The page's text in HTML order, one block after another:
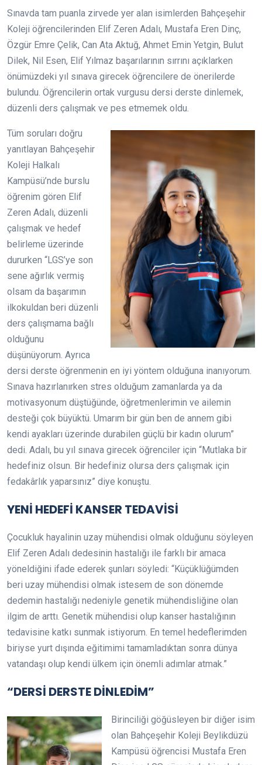
Sınavda tam puanla zirvede yer alan isimlerden Bahçeşehir
Koleji öğrencilerinden Elif Zeren Adalı, Mustafa Eren Dinç,
Özgür Emre Çelik, Can Ata Aktuğ, Ahmet Emin Yetgin, Bulut
Dilek, Nil Esen, Elif Yılmaz başarılarının sırrını açıklarken
önümüzdeki yıl sınava girecek öğrencilere de önerilerde
bulundu. Öğrencilerin ortak vurgusu dersi derste dinlemek,
düzenli ders çalışmak ve pes etmemek oldu.
Tüm soruları doğru
yanıtlayan Bahçeşehir
Koleji Halkalı
Kampüsü’nde burslu
öğrenim gören Elif
Zeren Adalı, düzenli
çalışmak ve hedef
belirleme üzerinde
dururken “LGS’ye son
sene ağırlık vermiş
olsam da başarımın
ilkokuldan beri düzenli
ders çalışmama bağlı
olduğunu
düşünüyorum. Ayrıca
dersi derste öğrenmenin en iyi yöntem olduğuna inanıyorum.
Sınava hazırlanırken stres olduğum zamanlarda ya da
motivasyonum düştüğünde, öğretmenlerimin ve ailemin
desteği çok büyüktü. Umarım bir gün ben de annem gibi
kendi ayakları üzerinde durabilen güçlü bir kadın olurum”
dedi. Adalı, bu yıl sınava girecek öğrenciler için “Mutlaka bir
hedefiniz olsun. Bir hedefiniz olursa ders çalışmak için
fedakârlık yaparsınız” diye konuştu.
YENİ HEDEFİ KANSER TEDAVİSİ
Çocukluk hayalinin uzay mühendisi olmak olduğunu söyleyen
Elif Zeren Adalı dedesinin hastalığı ile farklı bir amaca
yöneldiğini ifade ederek şunları söyledi: “Küçüklüğümden
beri uzay mühendisi olmak istesem de son dönemde
dedemin hastalığı nedeniyle genetik mühendisliğine olan
ilgim de arttı. Genetik mühendisi olup kanser hastalığının
tedavisine katkı sunmak istiyorum. En temel hedeflerimden
biriyse yurt dışında eğitimimi tamamladıktan sonra dünya
vatandaşı olup kendi ülkem için önemli adımlar atmak.”
“DERSİ DERSTE DİNLEDİM”
Birinciliği göğüsleyen bir diğer isim
olan Bahçeşehir Koleji Beylikdüzü
Kampüsü öğrencisi Mustafa Eren